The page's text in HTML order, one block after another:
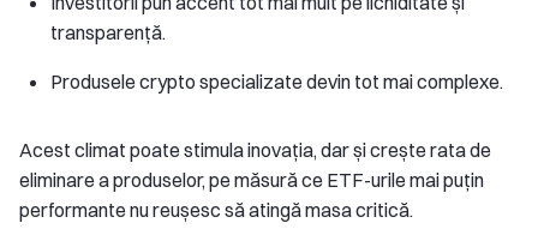
transparență.
Produsele crypto specializate devin tot mai complexe.
Acest climat poate stimula inovația, dar și crește rata de
eliminare a produselor, pe măsură ce ETF-urile mai puțin
performante nu reușesc să atingă masa critică.